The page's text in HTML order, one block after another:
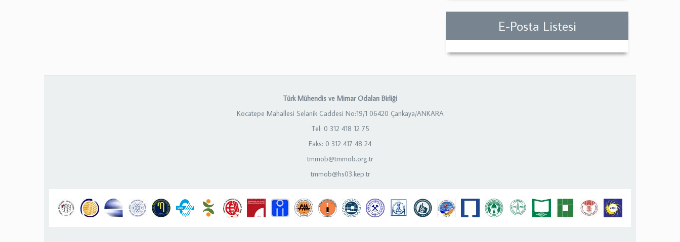
E-Posta Listesi
Türk Mühendis ve Mimar Odaları Birliği
Kocatepe Mahallesi Selanik Caddesi No:19/1 06420 Çankaya/ANKARA
Tel: 0 312 418 12 75
Faks: 0 312 417 48 24
tmmob@tmmob.org.tr
tmmob@hs03.kep.tr